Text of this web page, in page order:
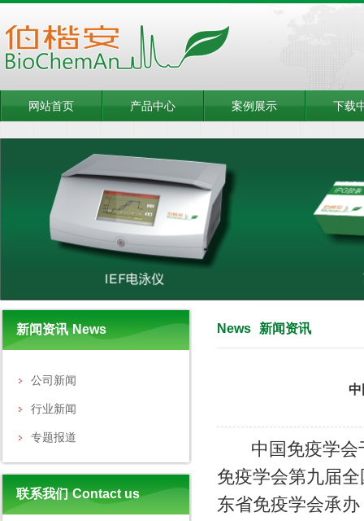
网站首页 产品中心 案例展示 下载
新闻资讯 News
公司新闻
行业新闻
专题报道
联系我们 Contact us
News 新闻资讯
中国免疫学会于
免疫学会第九届
东省免疫学会承